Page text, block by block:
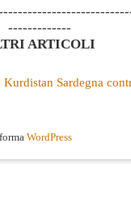
-------------
ARTICOLI
Sardegna
WordPress